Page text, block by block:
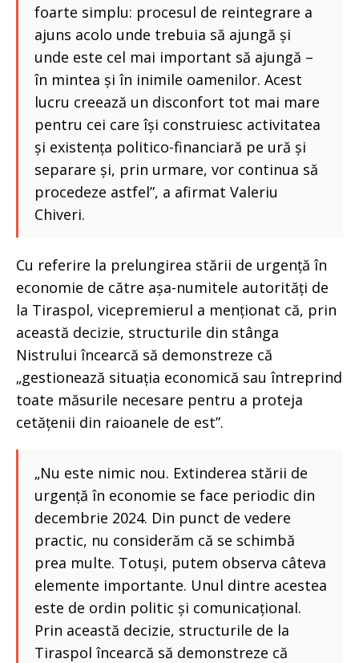
foarte simplu: procesul de reintegrare a
ajuns acolo unde trebuia să ajungă și
unde este cel mai important să ajungă –
în mintea și în inimile oamenilor. Acest
lucru creează un disconfort tot mai mare
pentru cei care își construiesc activitatea
și existența politico-financiară pe ură și
separare și, prin urmare, vor continua să
procedeze astfel”, a afirmat Valeriu
Chiveri.
Cu referire la prelungirea stării de urgență în
economie de către așa-numitele autorități de
la Tiraspol, vicepremierul a menționat că, prin
această decizie, structurile din stânga
Nistrului încearcă să demonstreze că
„gestionează situația economică sau întreprind
toate măsurile necesare pentru a proteja
cetățenii din raioanele de est”.
„Nu este nimic nou. Extinderea stării de
urgență în economie se face periodic din
decembrie 2024. Din punct de vedere
practic, nu considerăm că se schimbă
prea multe. Totuși, putem observa câteva
elemente importante. Unul dintre acestea
este de ordin politic și comunicațional.
Prin această decizie, structurile de la
Tiraspol încearcă să demonstreze că